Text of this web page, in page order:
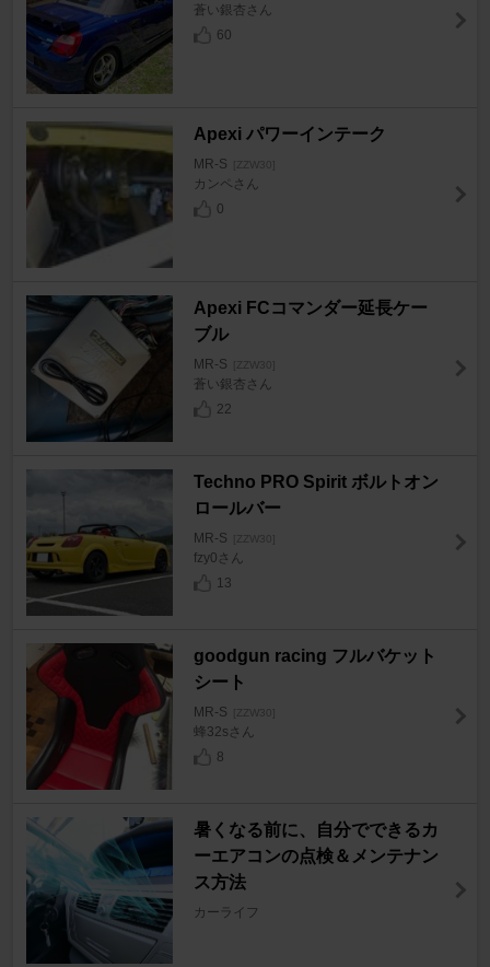
蒼い銀杏さん
60
Apexi パワーインテーク
MR-S [ZZW30]
カンペさん
0
Apexi FCコマンダー延長ケー
ブル
MR-S [ZZW30]
蒼い銀杏さん
22
Techno PRO Spirit ボルトオン
ロールバー
MR-S [ZZW30]
fzy0さん
13
goodgun racing フルバケット
シート
MR-S [ZZW30]
蜂32sさん
8
暑くなる前に、自分でできるカ
ーエアコンの点検＆メンテナン
ス方法
カーライフ